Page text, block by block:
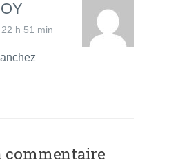
h 51 min
commentaire